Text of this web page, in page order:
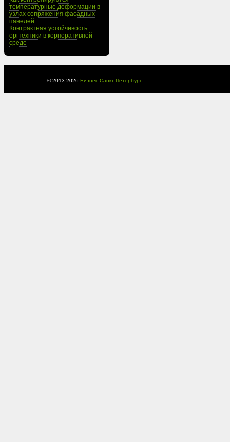
температурные деформации в
узлах сопряжения фасадных
панелей
Контрактная устойчивость
оргтехники в корпоративной
среде
© 2013-2026 Бизнес Санкт-Петербург